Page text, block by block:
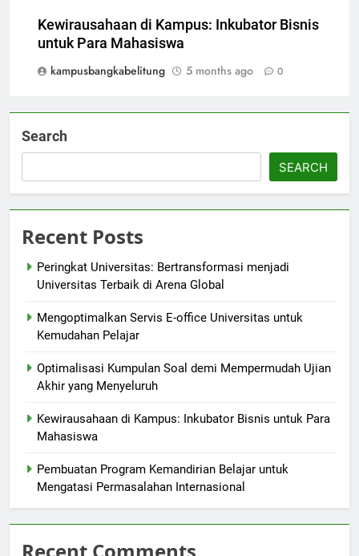
Kewirausahaan di Kampus: Inkubator Bisnis
untuk Para Mahasiswa
kampusbangkabelitung
5 months ago 0
Search
SEARCH
Recent Posts
Peringkat Universitas: Bertransformasi menjadi
Universitas Terbaik di Arena Global
Mengoptimalkan Servis E-office Universitas untuk
Kemudahan Pelajar
Optimalisasi Kumpulan Soal demi Mempermudah Ujian
Akhir yang Menyeluruh
Kewirausahaan di Kampus: Inkubator Bisnis untuk Para
Mahasiswa
Pembuatan Program Kemandirian Belajar untuk
Mengatasi Permasalahan Internasional